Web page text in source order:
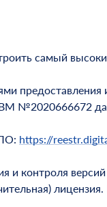
самый
№2020666672
https://
контроля